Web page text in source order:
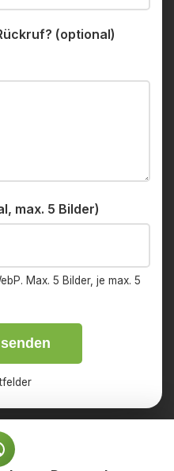
(optional)
max. 5 Bilder)
Max. 5 Bilder, je max. 5